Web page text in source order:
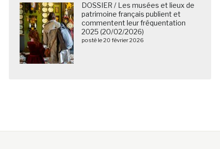
DOSSIER / Les musées et lieux de
patrimoine français publient et
commentent leur fréquentation
2025 (20/02/2026)
posté le 20 février 2026